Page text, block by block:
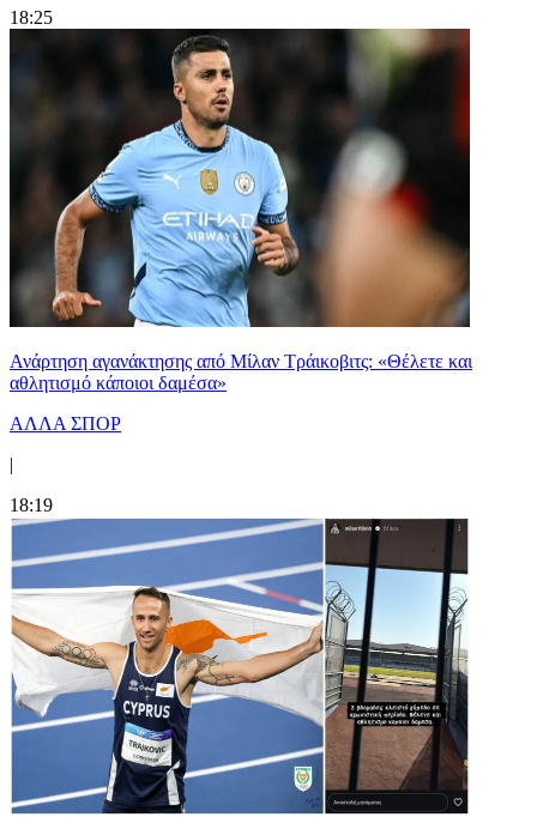
18:25
Ανάρτηση αγανάκτησης από Μίλαν Τράικοβιτς: «Θέλετε και
αθλητισμό κάποιοι δαμέσα»
ΑΛΛΑ ΣΠΟΡ
|
18:19